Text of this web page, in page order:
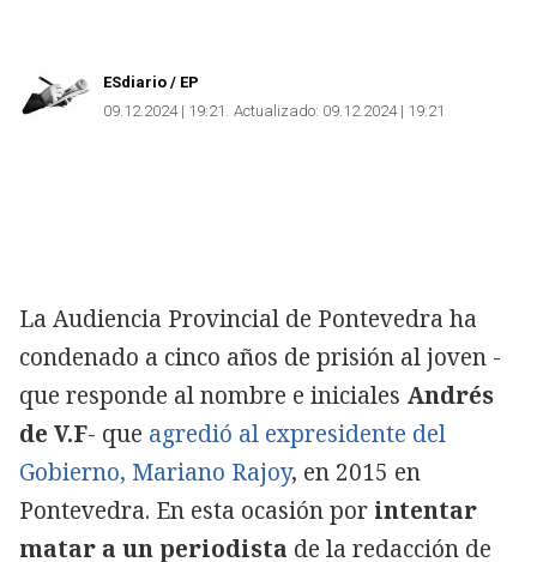
ESdiario / EP
09.12.2024 | 19:21 Actualizado: 09.12.2024 | 19:21
La Audiencia Provincial de Pontevedra ha
condenado a cinco años de prisión al joven -
que responde al nombre e iniciales Andrés
de V.F- que agredió al expresidente del
Gobierno, Mariano Rajoy, en 2015 en
Pontevedra. En esta ocasión por intentar
matar a un periodista de la redacción de